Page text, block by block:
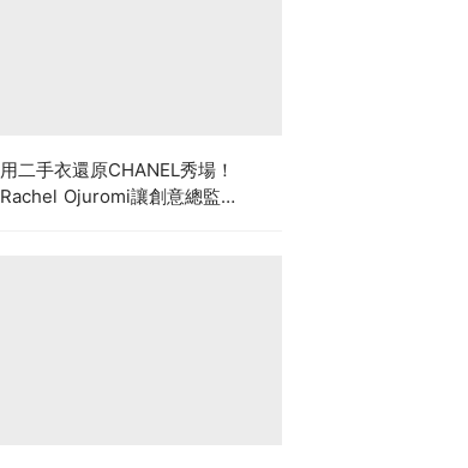
用二手衣還原CHANEL秀場！
Rachel Ojuromi讓創意總監